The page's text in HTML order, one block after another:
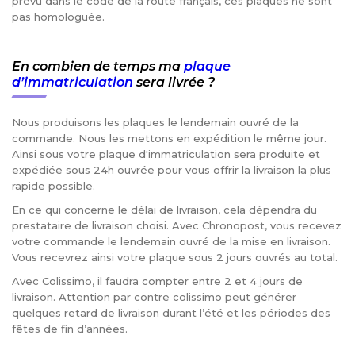
pas homologuée.
En combien de temps ma plaque
d’immatriculation sera livrée ?
Nous produisons les plaques le lendemain ouvré de la
commande. Nous les mettons en expédition le même jour.
Ainsi sous votre plaque d'immatriculation sera produite et
expédiée sous 24h ouvrée pour vous offrir la livraison la plus
rapide possible.
En ce qui concerne le délai de livraison, cela dépendra du
prestataire de livraison choisi. Avec Chronopost, vous recevez
votre commande le lendemain ouvré de la mise en livraison.
Vous recevrez ainsi votre plaque sous 2 jours ouvrés au total.
Avec Colissimo, il faudra compter entre 2 et 4 jours de
livraison. Attention par contre colissimo peut générer
quelques retard de livraison durant l’été et les périodes des
fêtes de fin d’années.